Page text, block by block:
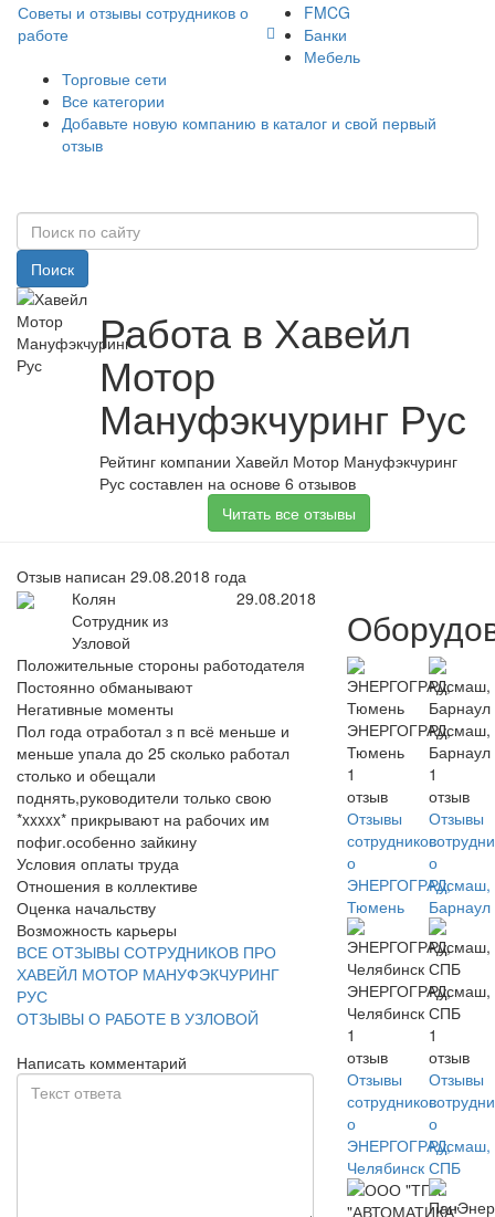
Советы и отзывы сотрудников о
работе
FMCG
Банки
Мебель
Торговые сети
Все категории
Добавьте новую компанию в каталог и свой первый
отзыв
Поиск
Работа в Хавейл
Мотор
Мануфэкчуринг Рус
Рейтинг компании Хавейл Мотор Мануфэкчуринг
Рус составлен на основе 6 отзывов
Читать все отзывы
Отзыв написан 29.08.2018 года
Колян
Сотрудник из
Узловой
29.08.2018
Положительные стороны работодателя
Постоянно обманывают
Негативные моменты
Пол года отработал з п всё меньше и
меньше упала до 25 сколько работал
столько и обещали
поднять,руководители только свою
*xxxxx* прикрывают на рабочих им
пофиг.особенно зайкину
Условия оплаты труда
Отношения в коллективе
Оценка начальству
Возможность карьеры
ВСЕ ОТЗЫВЫ СОТРУДНИКОВ ПРО
ХАВЕЙЛ МОТОР МАНУФЭКЧУРИНГ
РУС
ОТЗЫВЫ О РАБОТЕ В УЗЛОВОЙ
Написать комментарий
ЭНЕРГОГРАД,
Тюмень
1
отзыв
Отзывы
сотрудников
о
ЭНЕРГОГРАД,
Тюмень
Русмаш,
Барнаул
1
отзыв
Отзывы
о
Русмаш,
Барнаул
ЭНЕРГОГРАД,
Челябинск
1
отзыв
Отзывы
сотрудников
о
ЭНЕРГОГРАД,
Челябинск
Русмаш,
СПБ
1
отзыв
Отзывы
о
Русмаш,
СПБ